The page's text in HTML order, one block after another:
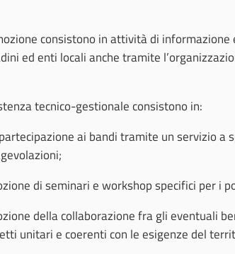
consistono in attività di
ed enti locali anche tramite
tecnico-gestionale consistono in:
ai bandi tramite un servizio a
di seminari e workshop specifici per i
della collaborazione fra gli eventuali
unitari e coerenti con le esigenze del